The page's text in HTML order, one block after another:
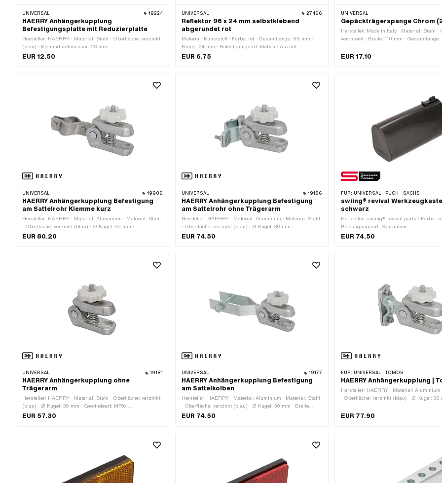
UNIVERSAL 19224
HAERRY Anhängerkupplung
Befestigungsplatte mit Reduzierplatte
Hersteller: HAERRY · Material: Stahl · Oberfläche: verzinkt
(blau) · Klemmdurchmesser: 23 mm
EUR 12.50
UNIVERSAL 27466
Reflektor 96 x 24 mm selbstklebend
abgerundet rot
Material: Kunststoff · Farbe: rot · Gesamtlänge: 96 mm ·
Breite: 24 mm · Befestigungsart: kleben · Anzahl
Befestigungspunkte: 1 Stk. · Prüfzeichen: E4
EUR 6.75
UNIVERSAL
Gepäckträgerspange Chrom
Hersteller: Made in Italy · Material: Stahl ·
verchromt · Breite: 110 mm ·
EUR 17.10
UNIVERSAL 19906
HAERRY Anhängerkupplung Befestigung
am Sattelrohr Klemme kurz
Hersteller: HAERRY · Material: Aluminium · Material: Stahl
· Oberfläche: verzinkt (blau) · Ø Kugel: 30 mm ·
Gesamtlänge: 160 mm · Gewindeart: MF8x1 (Feingewinde)
EUR 80.20
UNIVERSAL 19186
HAERRY Anhängerkupplung Befestigung
am Sattelrohr ohne Trägerarm
Hersteller: HAERRY · Material: Aluminium · Material: Stahl
· Oberfläche: verzinkt (blau) · Ø Kugel: 30 mm ·
Gesamtlänge: 123 mm · Gewindeart: MF8x1 (Feingewinde)
EUR 74.50
FÜR: UNIVERSAL · PUCH · SACHS
swiing® revival
schwarz
Hersteller: swiing® revival parts · Farbe:
Befestigungsart: Schrauben
EUR 74.50
UNIVERSAL 19181
HAERRY Anhängerkupplung ohne
Trägerarm
Hersteller: HAERRY · Material: Stahl · Oberfläche: verzinkt
(blau) · Ø Kugel: 30 mm · Gewindeart: MF8x1
(Feingewinde)
EUR 57.30
UNIVERSAL 19177
HAERRY Anhängerkupplung Befestigung
am Sattelkolben
Hersteller: HAERRY · Material: Aluminium · Material: Stahl
· Oberfläche: verzinkt (blau) · Ø Kugel: 30 mm · Breite
Aufnahme: 43 mm · Gewindeart: MF8x1 (Feingewinde)
EUR 74.50
FÜR: UNIVERSAL · TOMOS
HAERRY Anhängerkupplung |
Hersteller: HAERRY · Material: Aluminium
· Oberfläche: verzinkt (blau) · Ø Kugel: 30
EUR 77.90